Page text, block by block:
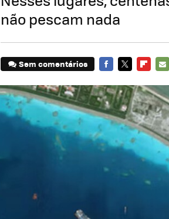
não pescam nada
Sem comentários